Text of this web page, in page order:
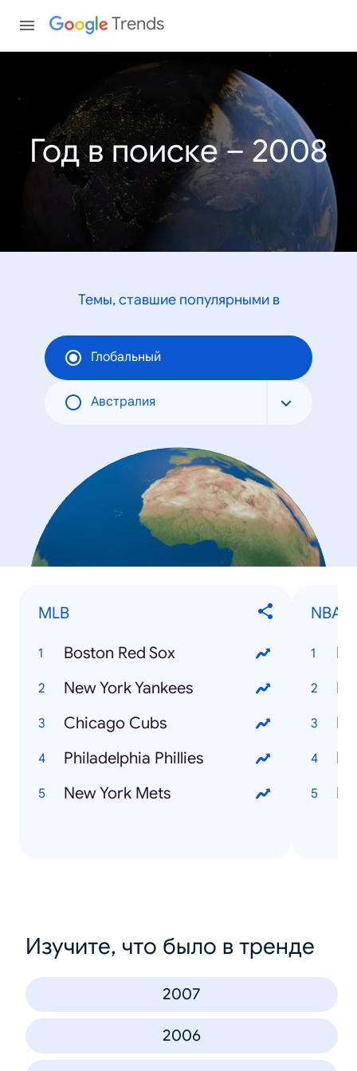
Trends
Год в поиске – 2008
Темы, ставшие популярными в
Глобальный
Австралия
MLB
Boston Red Sox
New York Yankees
Chicago Cubs
Philadelphia Phillies
New York Mets
NBA
Изучите, что было в тренде
2007
2006